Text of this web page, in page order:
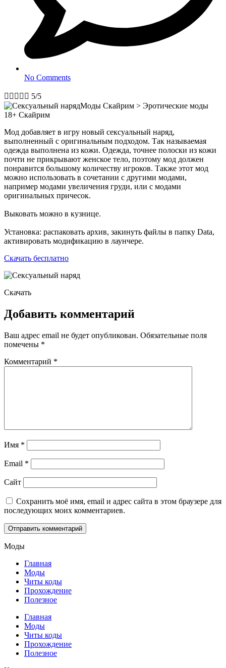
No Comments
     5/5
Мод добавляет в игру новый сексуальный наряд,
выполненный с оригинальным подходом. Так называемая
одежда выполнена из кожи. Одежда, точнее полоски из кожи
почти не прикрывают женское тело, поэтому мод должен
понравится большому количеству игроков. Также этот мод
можно использовать в сочетании с другими модами,
например модами увеличения груди, или с модами
оригинальных причесок.
Выковать можно в кузнице.
Установка: распаковать архив, закинуть файлы в папку Data,
активировать модификацию в лаунчере.
Скачать бесплатно
Скачать
Добавить комментарий
Ваш адрес email не будет опубликован. Обязательные поля
помечены *
Комментарий *
Имя *
Email *
Сайт
Сохранить моё имя, email и адрес сайта в этом браузере для
последующих моих комментариев.
Моды
Главная
Моды
Читы коды
Прохождение
Полезное
Главная
Моды
Читы коды
Прохождение
Полезное